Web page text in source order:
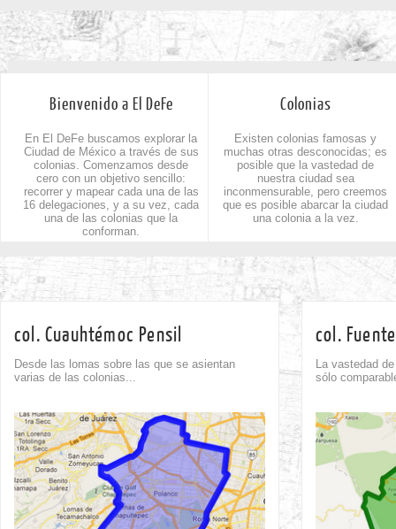
Bienvenido a El DeFe
En El DeFe buscamos explorar la
Ciudad de México a través de sus
colonias. Comenzamos desde
cero con un objetivo sencillo:
recorrer y mapear cada una de las
16 delegaciones, y a su vez, cada
una de las colonias que la
conforman.
Colonias
Existen colonias famosas y
muchas otras desconocidas; es
posible que la vastedad de
nuestra ciudad sea
inconmensurable, pero creemos
que es posible abarcar la ciudad
una colonia a la vez.
col. Cuauhtémoc Pensil
Desde las lomas sobre las que se asientan
varias de las colonias...
col.
La vastedad
sólo
0
Comment